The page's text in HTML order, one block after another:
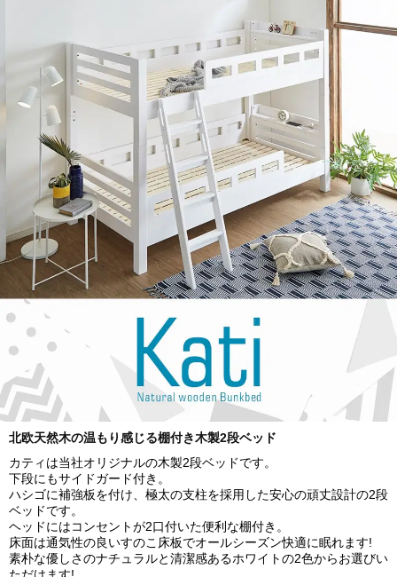
北欧天然木の温もり感じる棚付き木製2段ベッド
カティは当社オリジナルの木製2段ベッドです。
下段にもサイドガード付き。
ハシゴに補強板を付け、極太の支柱を採用した安心の頑丈設計の2段
ベッドです。
ヘッドにはコンセントが2口付いた便利な棚付き。
床面は通気性の良いすのこ床板でオールシーズン快適に眠れます!
素朴な優しさのナチュラルと清潔感あるホワイトの2色からお選びい